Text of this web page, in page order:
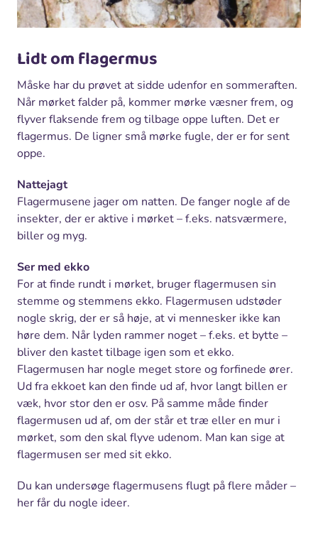
Lidt om flagermus
Måske har du prøvet at sidde udenfor en sommeraften.
Når mørket falder på, kommer mørke væsner frem, og
flyver flaksende frem og tilbage oppe luften. Det er
flagermus. De ligner små mørke fugle, der er for sent
oppe.
Nattejagt
Flagermusene jager om natten. De fanger nogle af de
insekter, der er aktive i mørket – f.eks. natsværmere,
biller og myg.
Ser med ekko
For at finde rundt i mørket, bruger flagermusen sin
stemme og stemmens ekko. Flagermusen udstøder
nogle skrig, der er så høje, at vi mennesker ikke kan
høre dem. Når lyden rammer noget – f.eks. et bytte –
bliver den kastet tilbage igen som et ekko.
Flagermusen har nogle meget store og forfinede ører.
Ud fra ekkoet kan den finde ud af, hvor langt billen er
væk, hvor stor den er osv. På samme måde finder
flagermusen ud af, om der står et træ eller en mur i
mørket, som den skal flyve udenom. Man kan sige at
flagermusen ser med sit ekko.
Du kan undersøge flagermusens flugt på flere måder –
her får du nogle ideer.